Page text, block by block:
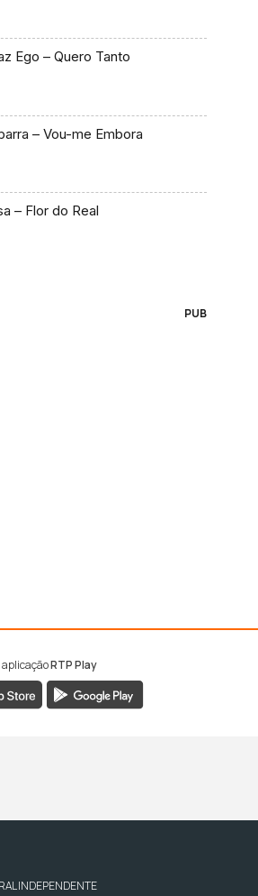
Ego – Quero Tanto
– Vou-me Embora
– Flor do Real
PUB
RTP Play
INDEPENDENTE